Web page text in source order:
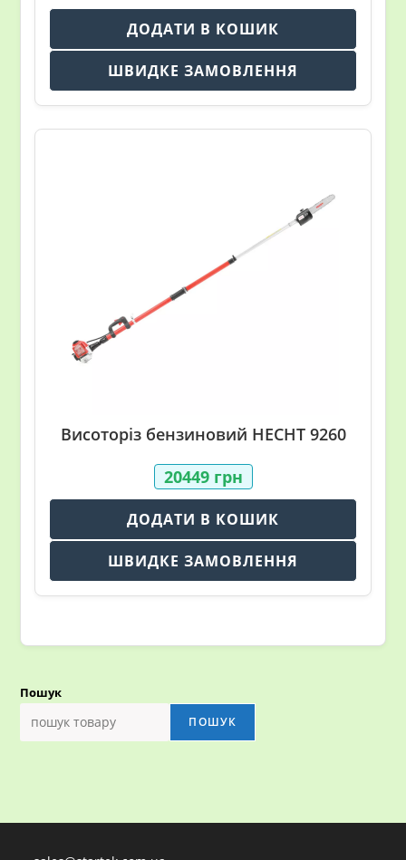
ДОДАТИ В КОШИК
ШВИДКЕ ЗАМОВЛЕННЯ
Висоторіз бензиновий HECHT 9260
20449 грн
ДОДАТИ В КОШИК
ШВИДКЕ ЗАМОВЛЕННЯ
Пошук
ПОШУК